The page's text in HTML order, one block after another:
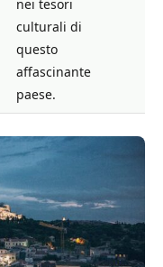
nei tesori
culturali di
questo
affascinante
paese.